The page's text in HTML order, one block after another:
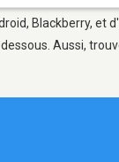
Blackberry,
Aussi,